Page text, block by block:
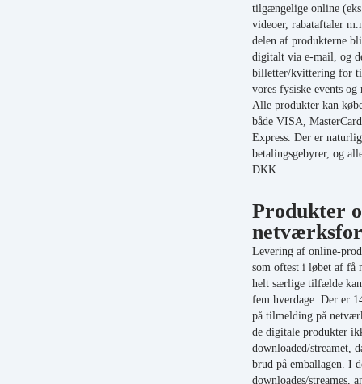
tilgængelige online
videoer, rabataftaler
delen af produkterne
digitalt via e-mail, og
billetter/kvittering for
vores fysiske events
Alle produkter kan
både VISA,
Express. Der er
betalingsgebyrer, og
DKK.
Produkter
Levering af online-
som oftest i løbet af få
helt særlige tilfælde
fem hverdage. Der er
på tilmelding på
de digitale produkter
downloaded/streamet,
brud på emballagen. I
downloades/streames,